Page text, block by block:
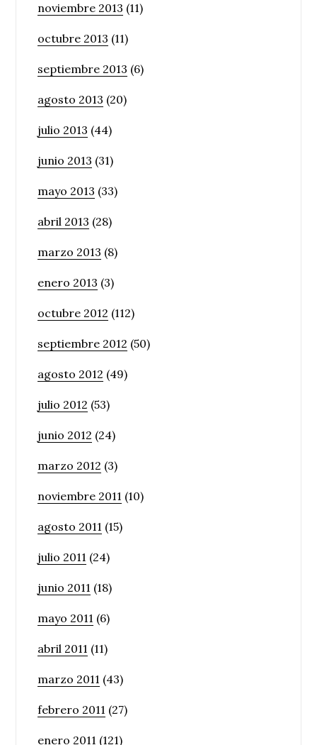
noviembre 2013 (11)
octubre 2013 (11)
septiembre 2013 (6)
agosto 2013 (20)
julio 2013 (44)
junio 2013 (31)
mayo 2013 (33)
abril 2013 (28)
marzo 2013 (8)
enero 2013 (3)
octubre 2012 (112)
septiembre 2012 (50)
agosto 2012 (49)
julio 2012 (53)
junio 2012 (24)
marzo 2012 (3)
noviembre 2011 (10)
agosto 2011 (15)
julio 2011 (24)
junio 2011 (18)
mayo 2011 (6)
abril 2011 (11)
marzo 2011 (43)
febrero 2011 (27)
enero 2011 (121)